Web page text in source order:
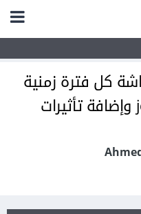
كل فترة زمنية
باستخدام jquery وإضافة تأثيرات